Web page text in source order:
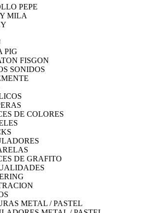
PEPE
MILA
PIG
FISGON
SONIDOS
DE COLORES
DE GRAFITO
METAL / PASTEL